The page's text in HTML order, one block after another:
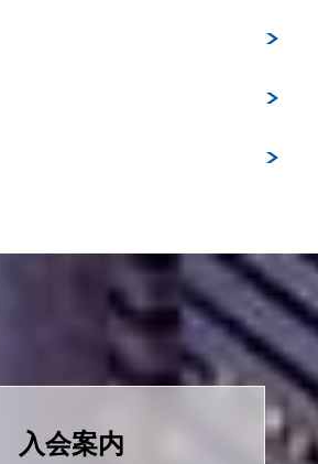
入会案内